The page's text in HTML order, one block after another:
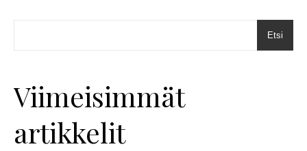
Etsi
Viimeisimmät
artikkelit